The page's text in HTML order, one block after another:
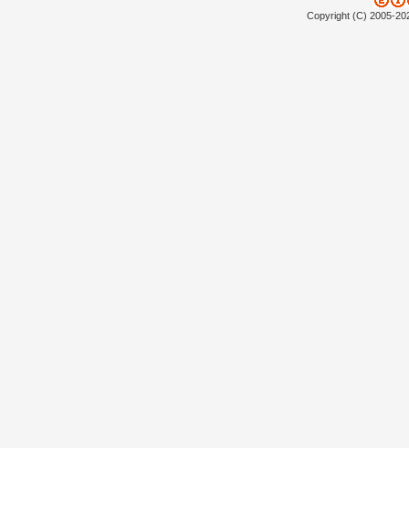
Copyright (C) 2005-